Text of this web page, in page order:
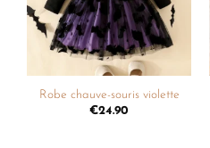
Robe chauve-souris violette
€24.90